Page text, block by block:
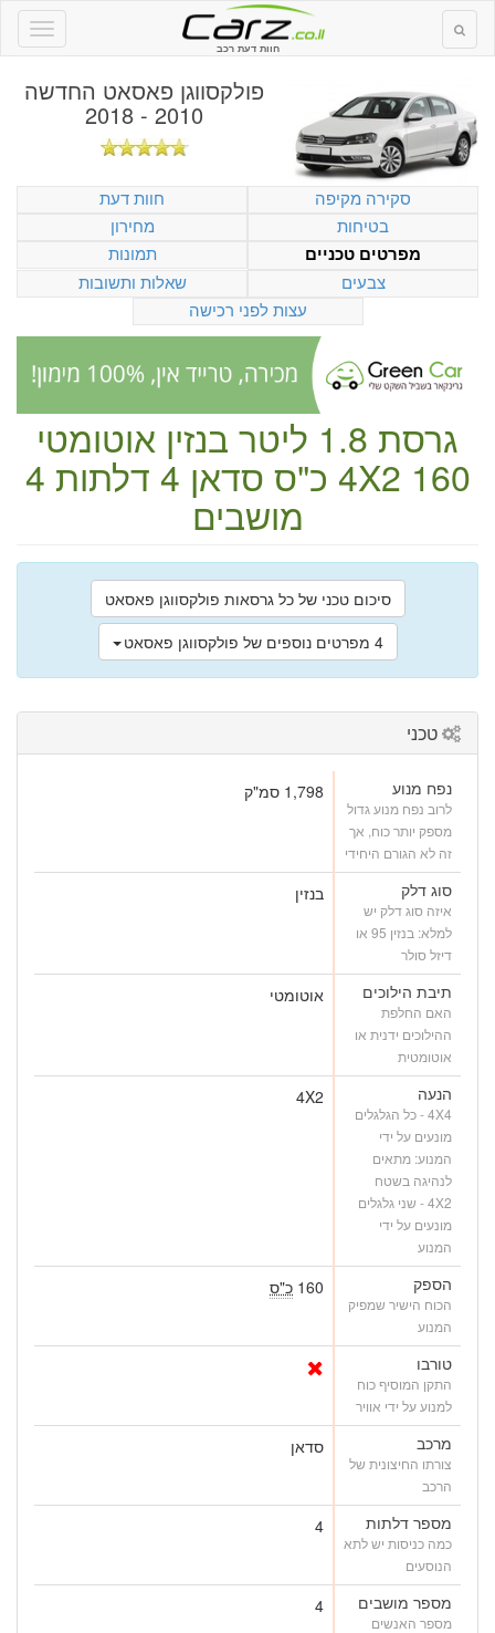
חוות דעת רכב
פולקסווגן פאסאט החדשה
2010 - 2018
סקירה מקיפה
חוות דעת
בטיחות
מחירון
מפרטים טכניים
תמונות
צבעים
שאלות ותשובות
עצות לפני רכישה
גרסת 1.8 ליטר בנזין אוטומטי
4X2 160 כ"ס סדאן 4
מושבים
סיכום טכני של כל גרסאות פולקסווגן פאסאט
4 מפרטים נוספים של פולקסווגן פאסאט
טכני
נפח מנוע
לרוב נפח מנוע גדול
מספק יותר כוח, אך
זה לא הגורם היחידי
1,798 סמ"ק
סוג דלק
איזה סוג דלק יש
למלא: בנזין 95 או
דיזל סולר
בנזין
תיבת הילוכים
האם החלפת
ההילוכים ידנית או
אוטומטית
אוטומטי
הנעה
4X4 - כל הגלגלים
מונעים על ידי
המנוע: מתאים
לנהיגה בשטח
4X2 - שני גלגלים
מונעים על ידי
המנוע
4X2
הספק
הכוח הישיר שמפיק
המנוע
160 כ"ס
טורבו
התקן המוסיף כוח
למנוע על ידי אוויר
מרכב
צורתו החיצונית של
הרכב
סדאן
מספר דלתות
כמה כניסות יש לתא
הנוסעים
4
מספר מושבים
מספר האנשים
4